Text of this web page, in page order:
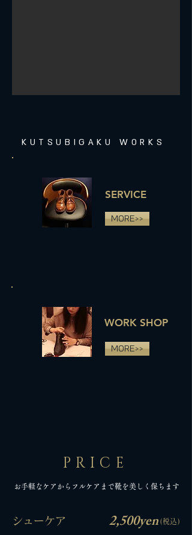
KUTSUBIGAKU WORKS
​SERVICE
MORE>>
WORK SHOP
MORE>>
​PRICE
​お手軽なケアからフルケアまで靴を美しく保ちます
​シューケア ​2,500yen (税込)